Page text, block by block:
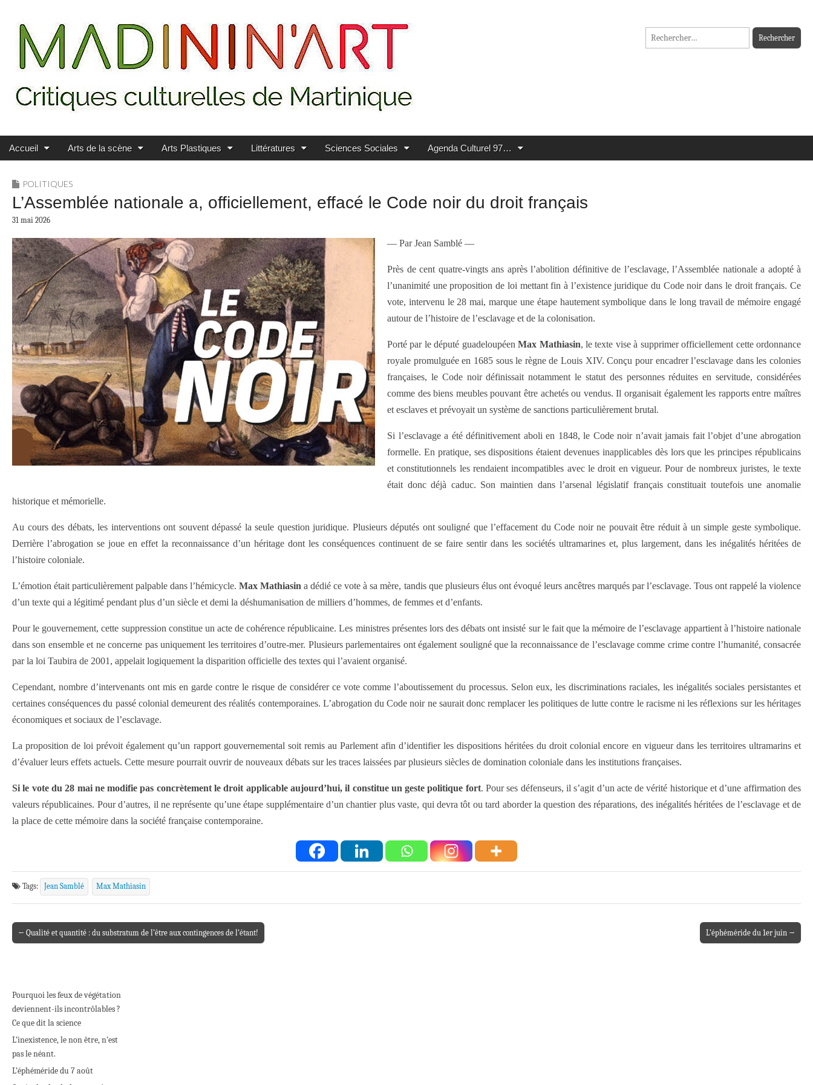
MADININ'ART
Rechercher :
Main menu
Skip to content
Accueil Arts de la scène Arts Plastiques Littératures Sciences Sociales Agenda Culturel 97…
POLITIQUES
L’Assemblée nationale a, officiellement, effacé le Code noir du droit français
31 mai 2026
— Par Jean Samblé —
Près de cent quatre-vingts ans après l’abolition définitive de l’esclavage, l’Assemblée nationale a adopté à
l’unanimité une proposition de loi mettant fin à l’existence juridique du Code noir dans le droit français. Ce
vote, intervenu le 28 mai, marque une étape hautement symbolique dans le long travail de mémoire engagé
autour de l’histoire de l’esclavage et de la colonisation.
Porté par le député guadeloupéenMax Mathiasin, le texte vise à supprimer officiellement cette ordonnance
royale promulguée en 1685 sous le règne de Louis XIV. Conçu pour encadrer l’esclavage dans les colonies
françaises, le Code noir définissait notamment le statut des personnes réduites en servitude, considérées
comme des biens meubles pouvant être achetés ou vendus. Il organisait également les rapports entre maîtres
et esclaves et prévoyait un système de sanctions particulièrement brutal.
Si l’esclavage a été définitivement aboli en 1848, le Code noir n’avait jamais fait l’objet d’une abrogation
formelle. En pratique, ses dispositions étaient devenues inapplicables dès lors que les principes républicains
et constitutionnels les rendaient incompatibles avec le droit en vigueur. Pour de nombreux juristes, le texte
était donc déjà caduc. Son maintien dans l’arsenal législatif français constituait toutefois une anomalie
historique et mémorielle.
Au cours des débats, les interventions ont souvent dépassé la seule question juridique. Plusieurs députés ont souligné que l’effacement du Code noir ne pouvait être réduit à un simple geste symbolique.
Derrière l’abrogation se joue en effet la reconnaissance d’un héritage dont les conséquences continuent de se faire sentir dans les sociétés ultramarines et, plus largement, dans les inégalités héritées de
l’histoire coloniale.
L’émotion était particulièrement palpable dans l’hémicycle.Max Mathiasin a dédié ce vote à sa mère, tandis que plusieurs élus ont évoqué leurs ancêtres marqués par l’esclavage. Tous ont rappelé la violence
d’un texte qui a légitimé pendant plus d’un siècle et demi la déshumanisation de milliers d’hommes, de femmes et d’enfants.
Pour le gouvernement, cette suppression constitue un acte de cohérence républicaine. Les ministres présentes lors des débats ont insisté sur le fait que la mémoire de l’esclavage appartient à l’histoire nationale
dans son ensemble et ne concerne pas uniquement les territoires d’outre-mer. Plusieurs parlementaires ont également souligné que la reconnaissance de l’esclavage comme crime contre l’humanité, consacrée
par la loi Taubira de 2001, appelait logiquement la disparition officielle des textes qui l’avaient organisé.
Cependant, nombre d’intervenants ont mis en garde contre le risque de considérer ce vote comme l’aboutissement du processus. Selon eux, les discriminations raciales, les inégalités sociales persistantes et
certaines conséquences du passé colonial demeurent des réalités contemporaines. L’abrogation du Code noir ne saurait donc remplacer les politiques de lutte contre le racisme ni les réflexions sur les héritages
économiques et sociaux de l’esclavage.
La proposition de loi prévoit également qu’un rapport gouvernemental soit remis au Parlement afin d’identifier les dispositions héritées du droit colonial encore en vigueur dans les territoires ultramarins et
d’évaluer leurs effets actuels. Cette mesure pourrait ouvrir de nouveaux débats sur les traces laissées par plusieurs siècles de domination coloniale dans les institutions françaises.
Si le vote du 28 mai ne modifie pas concrètement le droit applicable aujourd’hui, il constitue un geste politique fort. Pour ses défenseurs, il s’agit d’un acte de vérité historique et d’une affirmation des
valeurs républicaines. Pour d’autres, il ne représente qu’une étape supplémentaire d’un chantier plus vaste, qui devra tôt ou tard aborder la question des réparations, des inégalités héritées de l’esclavage et de
la place de cette mémoire dans la société française contemporaine.
Tags: Jean Samblé Max Mathiasin
Post navigation
← Qualité et quantité : du substratum de l’être aux contingences de l’étant! L’éphéméride du 1er juin →
Pourquoi les feux de végétation
deviennent-ils incontrôlables ?
Ce que dit la science
L’inexistence, le non être, n’est
pas le néant.
L’éphéméride du 7 août